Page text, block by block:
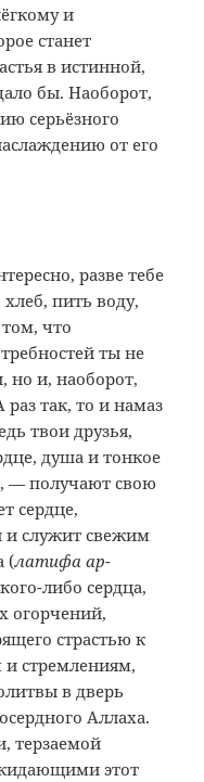
и
станет
в истинной,
бы. Наоборот,
серьёзного
от его
разве тебе
хлеб, пить воду,
что
ты не
но и, наоборот,
так, то и намаз
твои друзья,
душа и тонкое
— получают свою
сердце,
и служит свежим
(латифа ар-
либо сердца,
огорчений,
страстью к
стремлениям,
в дверь
Аллаха.
терзаемой
этот